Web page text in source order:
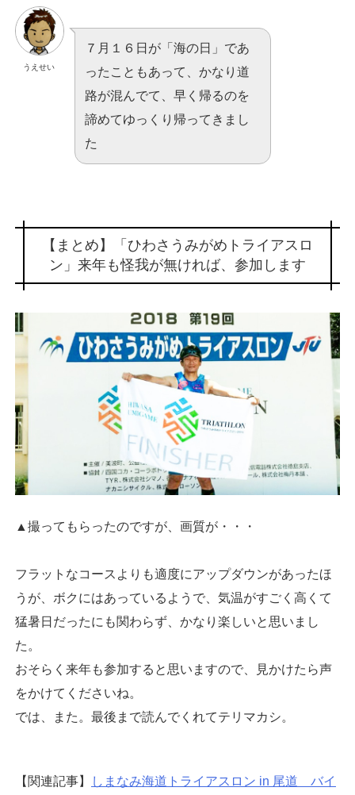
うえせい
７月１６日が「海の日」であ
ったこともあって、かなり道
路が混んでて、早く帰るのを
諦めてゆっくり帰ってきまし
た
【まとめ】「ひわさうみがめトライアスロ
ン」来年も怪我が無ければ、参加します
▲撮ってもらったのですが、画質が・・・
フラットなコースよりも適度にアップダウンがあったほ
うが、ボクにはあっているようで、気温がすごく高くて
猛暑日だったにも関わらず、かなり楽しいと思いまし
た。
おそらく来年も参加すると思いますので、見かけたら声
をかけてくださいね。
では、また。最後まで読んでくれてテリマカシ。
【関連記事】 しまなみ海道トライアスロン in 尾道 バイ